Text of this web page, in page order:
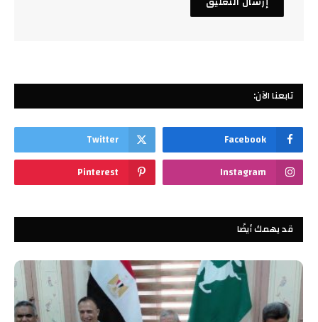
تابعنا الآن:
Facebook
Twitter
Instagram
Pinterest
قد يهمك أيضًا